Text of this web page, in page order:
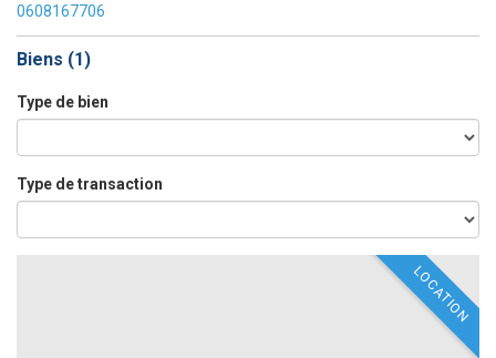
0608167706
Biens (1 )
Type de bien
Type de transaction
LOCATION